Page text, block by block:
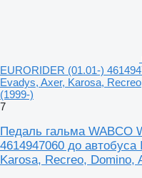
EURORIDER (01.01-)
Evadys, Axer, Karosa,
(1999-)
7
Педаль гальма WABCO
4614947060 до
Karosa, Recreo, Domino,